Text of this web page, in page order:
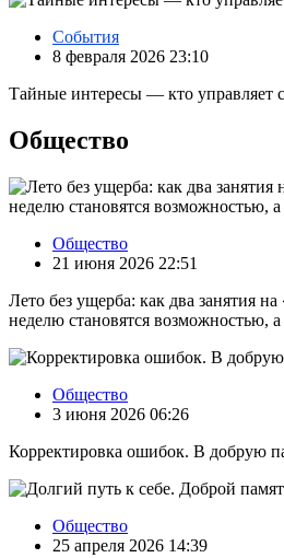
События
8 февраля 2026 23:10
Тайные интересы — кто управляет
Общество
Общество
21 июня 2026 22:51
Лето без ущерба: как два занятия
неделю становятся возможностью,
Общество
3 июня 2026 06:26
Корректировка ошибок. В добрую
Общество
25 апреля 2026 14:39